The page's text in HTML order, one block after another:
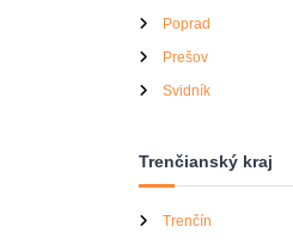
Poprad
Prešov
Svidník
Trenčianský kraj
Trenčín